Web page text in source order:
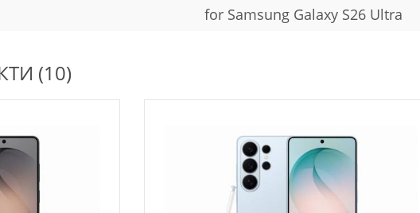
for Samsung Galaxy S26 Ultra
(10)